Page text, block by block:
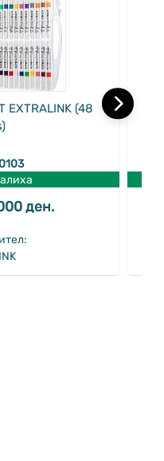
EXTRALINK (48
ден.